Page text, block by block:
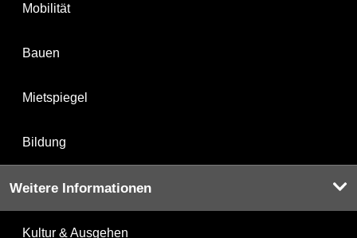
Mobilität
Bauen
Mietspiegel
Bildung
Weitere Informationen
Kultur & Ausgehen